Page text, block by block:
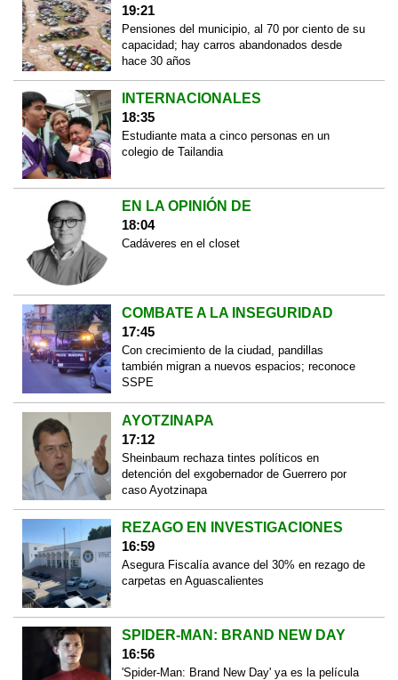
19:21
Pensiones del municipio, al 70 por ciento de su
capacidad; hay carros abandonados desde
hace 30 años
INTERNACIONALES
18:35
Estudiante mata a cinco personas en un
colegio de Tailandia
EN LA OPINIÓN DE
18:04
Cadáveres en el closet
COMBATE A LA INSEGURIDAD
17:45
Con crecimiento de la ciudad, pandillas
también migran a nuevos espacios; reconoce
SSPE
AYOTZINAPA
17:12
Sheinbaum rechaza tintes políticos en
detención del exgobernador de Guerrero por
caso Ayotzinapa
REZAGO EN INVESTIGACIONES
16:59
Asegura Fiscalía avance del 30% en rezago de
carpetas en Aguascalientes
SPIDER-MAN: BRAND NEW DAY
16:56
'Spider-Man: Brand New Day' ya es la película